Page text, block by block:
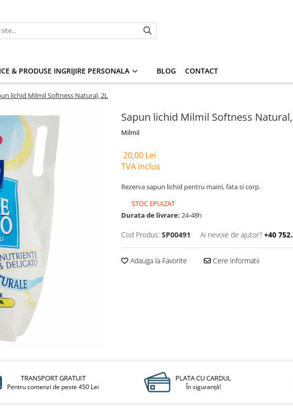
& PRODUSE INGRIJIRE PERSONALA BLOG CONTACT
lichid Milmil Softness Natural, 2L
Sapun lichid Milmil Softness
Milmil
20,00 Lei
TVA inclus
Rezerva sapun lichid pentru maini, fata si corp.
STOC EPUIZAT
Durata de livrare: 24-48h
Cod Produs: SP00491 Ai nevoie de ajutor? +40
Adauga la Favorite Cere informatii
TRANSPORT GRATUIT
Pentru comenzi de peste 450 Lei
PLATA CU CARDUL
În siguranță!